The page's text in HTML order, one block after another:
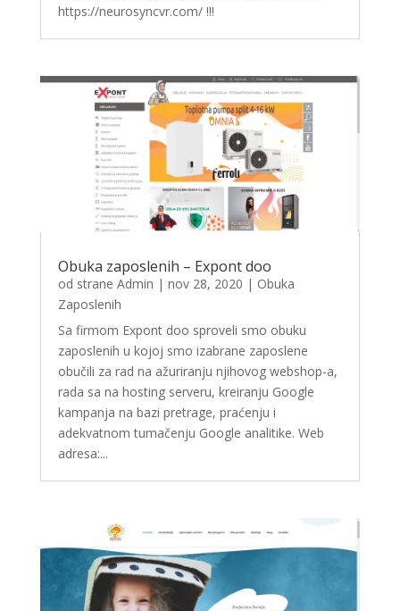
https://neurosyncvr.com/ !!!
Obuka zaposlenih – Expont doo
od strane Admin | nov 28, 2020 | Obuka
Zaposlenih
Sa firmom Expont doo sproveli smo obuku
zaposlenih u kojoj smo izabrane zaposlene
obučili za rad na ažuriranju njihovog webshop-a,
rada sa na hosting serveru, kreiranju Google
kampanja na bazi pretrage, praćenju i
adekvatnom tumačenju Google analitike. Web
adresa:...